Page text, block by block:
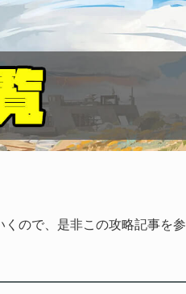
くので、是非この攻略記事を参